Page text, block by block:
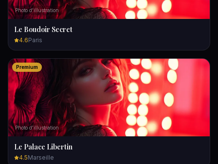
Photo d'illustration
Le Boudoir Secret
4.6Paris
Photo d'illustration
Premium
Le Palace Libertin
4.5Marseille